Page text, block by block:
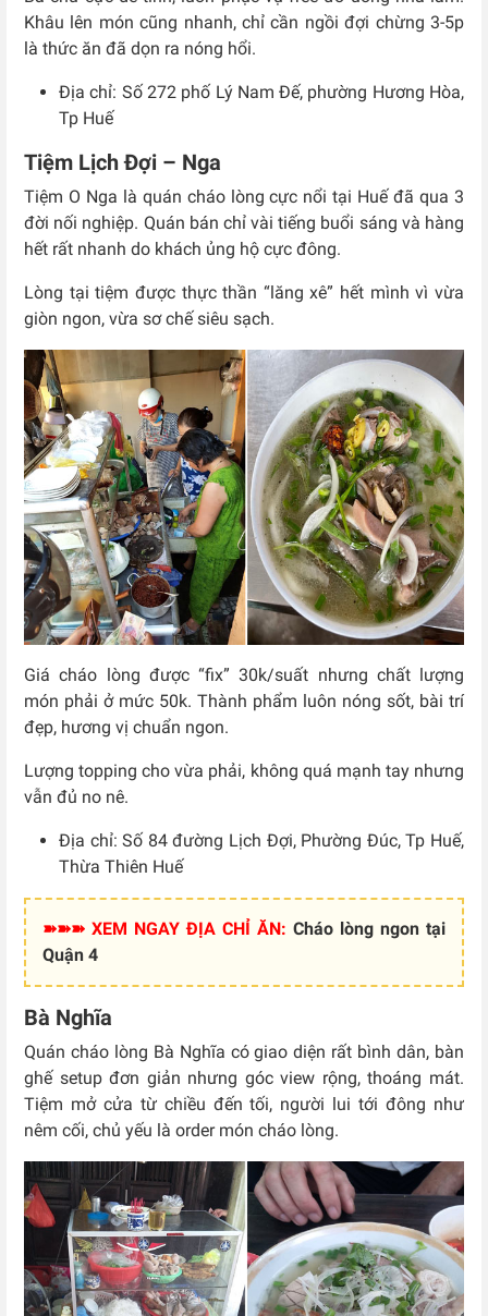
Khâu lên món cũng nhanh, chỉ cần ngồi đợi chừng 3-5p
là thức ăn đã dọn ra nóng hổi.
Địa chỉ: Số 272 phố Lý Nam Đế, phường Hương Hòa,
Tp Huế
Tiệm Lịch Đợi – Nga
Tiệm O Nga là quán cháo lòng cực nổi tại Huế đã qua 3
đời nối nghiệp. Quán bán chỉ vài tiếng buổi sáng và hàng
hết rất nhanh do khách ủng hộ cực đông.
Lòng tại tiệm được thực thần “lăng xê” hết mình vì vừa
giòn ngon, vừa sơ chế siêu sạch.
Giá cháo lòng được “fix” 30k/suất nhưng chất lượng
món phải ở mức 50k. Thành phẩm luôn nóng sốt, bài trí
đẹp, hương vị chuẩn ngon.
Lượng topping cho vừa phải, không quá mạnh tay nhưng
vẫn đủ no nê.
Địa chỉ: Số 84 đường Lịch Đợi, Phường Đúc, Tp Huế,
Thừa Thiên Huế
➽➽➽ XEM NGAY ĐỊA CHỈ ĂN: Cháo lòng ngon tại
Quận 4
Bà Nghĩa
Quán cháo lòng Bà Nghĩa có giao diện rất bình dân, bàn
ghế setup đơn giản nhưng góc view rộng, thoáng mát.
Tiệm mở cửa từ chiều đến tối, người lui tới đông như
nêm cối, chủ yếu là order món cháo lòng.